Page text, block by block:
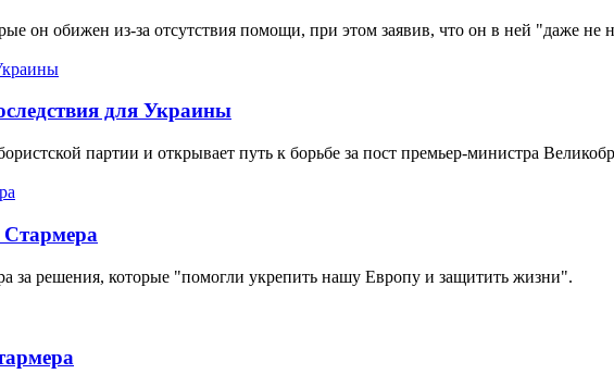
он обижен из-за отсутствия помощи, при этом заявив, что он в ней "даже не
для Украины
партии и открывает путь к борьбе за пост премьер-министра
Стармера
за решения, которые "помогли укрепить нашу Европу и защитить жизни".